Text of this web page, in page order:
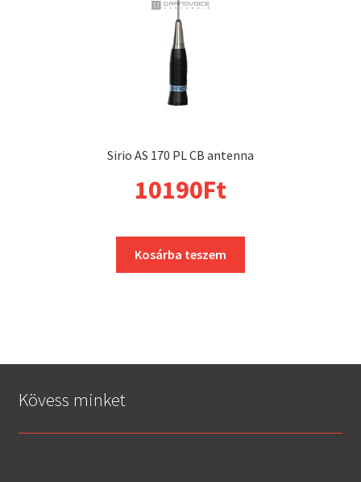
Sirio AS 170 PL CB antenna
10190Ft
Kosárba teszem
Kövess minket